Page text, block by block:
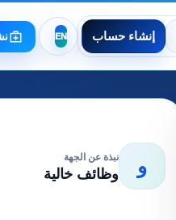
إنشاء حساب
و نبذة عن الجهة
وظائف خالية